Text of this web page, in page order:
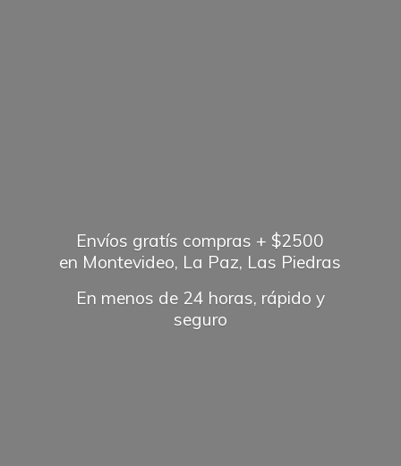
Envíos gratís compras + $2500
en Montevideo, La Paz, Las Piedras
En menos de 24 horas, rápido y
seguro